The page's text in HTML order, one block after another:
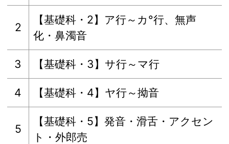
2
【基礎科・2】ア行～カ°行、無声
化・鼻濁音
3 【基礎科・3】サ行～マ行
4 【基礎科・4】ヤ行～拗音
5
【基礎科・5】発音・滑舌・アクセン
ト・外郎売